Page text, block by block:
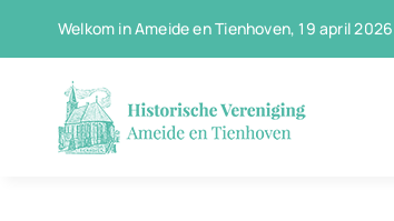
Welkom in Ameide en Tienhoven, 19 april 2026